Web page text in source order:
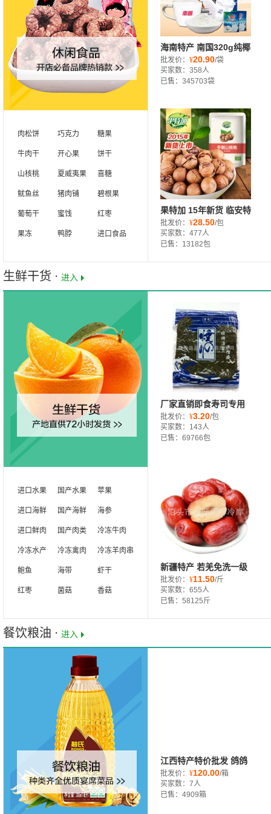
肉松饼 巧克力 糖果
牛肉干 开心果 饼干
山核桃 夏威夷果 喜糖
鱿鱼丝 猪肉铺 碧根果
葡萄干 蜜饯 红枣
果冻 鸭脖 进口食品
海南特产 南国320g纯椰
子粉 椰浆粉
批发价： ¥20.90/袋
买家数：358人
已售：345703袋
果特加 15年新货 临安特
产手剥大籽山核桃 奶油
小核桃 袋装250g
批发价： ¥28.50/包
买家数：477人
已售：13182包
生鲜干货 ⋅ 进入
进口水果 国产水果 苹果
进口海鲜 国产海鲜 海参
进口鲜肉 国产肉类 冷冻牛肉
冷冻水产 冷冻禽肉 冷冻羊肉串
鲍鱼 海带 虾干
红枣 菌菇 香菇
厂家直销即食寿司专用
海苔10张 信榆海产品 干
紫菜烧烤海苔混批
批发价： ¥3.20/包
买家数：143人
已售：69766包
新疆特产 若羌免洗一级
红枣 散装灰枣质优价实
厂家保障供应不断货
批发价： ¥11.50/斤
买家数：655人
已售：58125斤
餐饮粮油 ⋅ 进入
江西特产特价批发 鸽鸽
豆角干 散装豆制品面筋
亲嘴麻辣素食辣条
批发价： ¥120.00/箱
买家数：7人
已售：4909箱